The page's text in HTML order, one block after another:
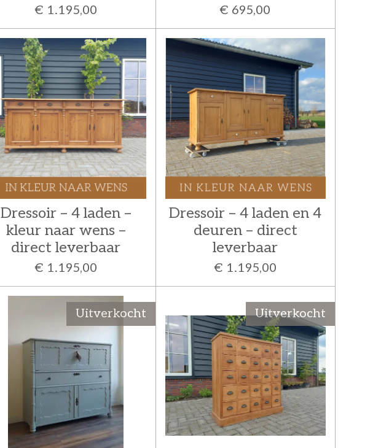
€ 1.195,00 € 695,00
Dressoir – 4 laden –
kleur naar wens –
direct leverbaar
€ 1.195,00
Dressoir – 4 laden en 4
deuren – direct
leverbaar
€ 1.195,00
Uitverkocht Uitverkocht